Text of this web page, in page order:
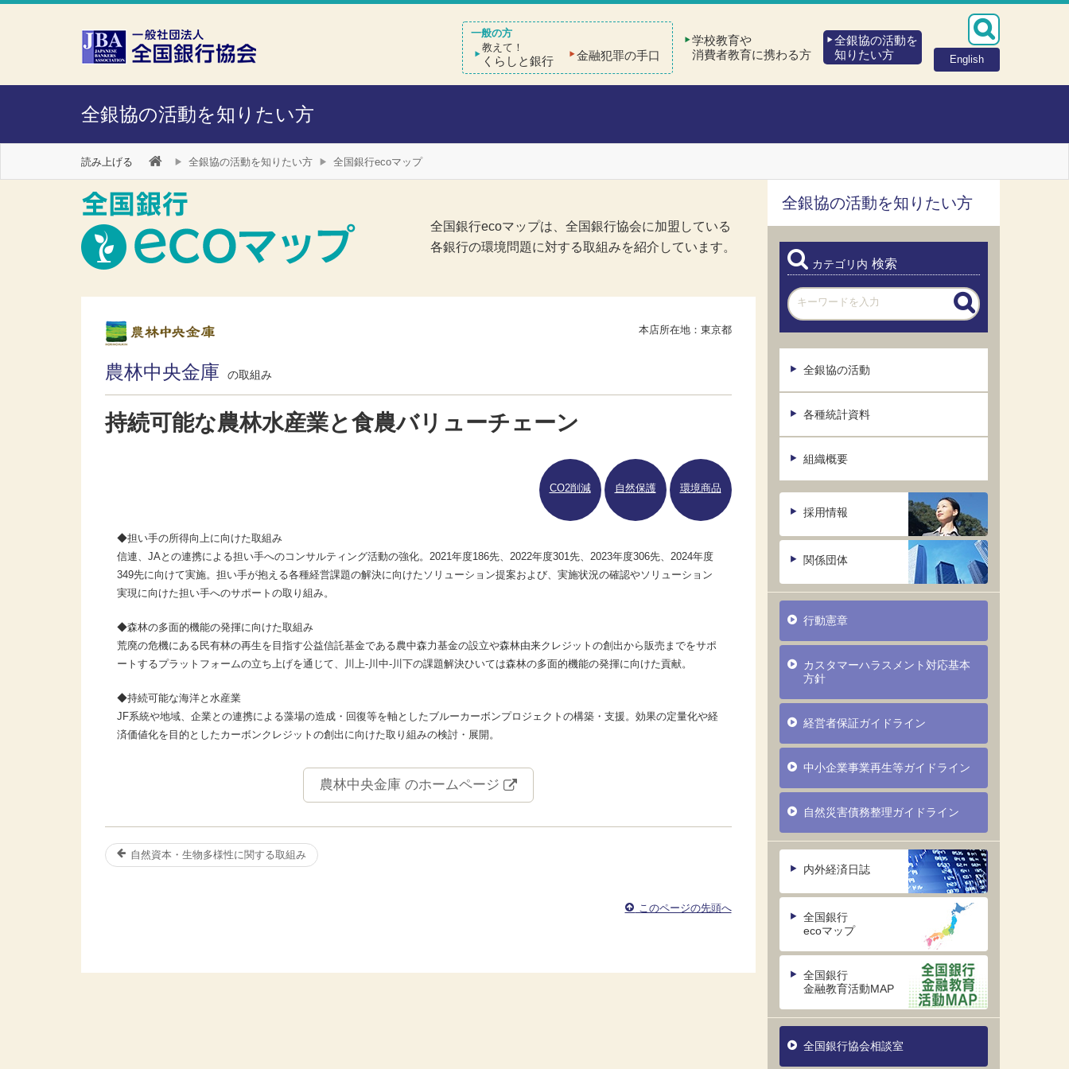
本文へスキップ
障がい者向け相談窓口
English
教えて！
くらしと銀行 金融犯罪の手口
学校教育や
消費者教育に携わる方
全銀協の活動を
知りたい方
全銀協の活動を知りたい方
読み上げる 全銀協の活動を知りたい方 全国銀行ecoマップ
全国銀行ecoマップは、全国銀行協会に加盟している
各銀行の環境問題に対する取組みを紹介しています。
本店所在地：東京都
農林中央金庫 の取組み
持続可能な農林水産業と食農バリューチェーン
CO2削減 自然保護 環境商品
◆担い手の所得向上に向けた取組み
信連、JAとの連携による担い手へのコンサルティング活動の強化。2021年度186先、2022年度301先、2023年度306先、2024年度
349先に向けて実施。担い手が抱える各種経営課題の解決に向けたソリューション提案および、実施状況の確認やソリューション
実現に向けた担い手へのサポートの取り組み。
◆森林の多面的機能の発揮に向けた取組み
荒廃の危機にある民有林の再生を目指す公益信託基金である農中森力基金の設立や森林由来クレジットの創出から販売までをサポ
ートするプラットフォームの立ち上げを通じて、川上-川中-川下の課題解決ひいては森林の多面的機能の発揮に向けた貢献。
◆持続可能な海洋と水産業
JF系統や地域、企業との連携による藻場の造成・回復等を軸としたブルーカーボンプロジェクトの構築・支援。効果の定量化や経
済価値化を目的としたカーボンクレジットの創出に向けた取り組みの検討・展開。
農林中央金庫 のホームページ
自然資本・生物多様性に関する取組み
このページの先頭へ
全銀協の活動を知りたい方
カテゴリ内 検索
全銀協の活動
各種統計資料
組織概要
採用情報
関係団体
行動憲章
カスタマーハラスメント対応基本
方針
経営者保証ガイドライン
中小企業事業再生等ガイドライン
自然災害債務整理ガイドライン
内外経済日誌
全国銀行
ecoマップ
全国銀行
金融教育活動MAP
全国銀行協会相談室